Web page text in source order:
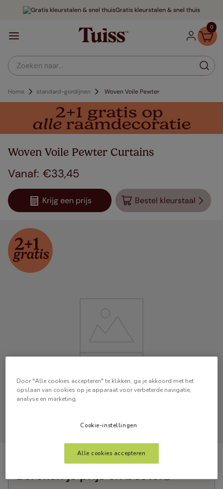
Gratis kleurstalen & snel thuis
0
Zoeken naar...
Home standard-gordijnen Woven Voile Pewter
Woven Voile Pewter Curtains
€33,45
Krijg een prijs Bestel kleurstaal
Bereken je prijs en bestel
Door "Alle cookies accepteren" te klikken, ga je akkoord met het
opslaan van cookies op je apparaat voor verbeterde navigatie,
analyse en marketing.
Cookie-instellingen
Alle cookies accepteren